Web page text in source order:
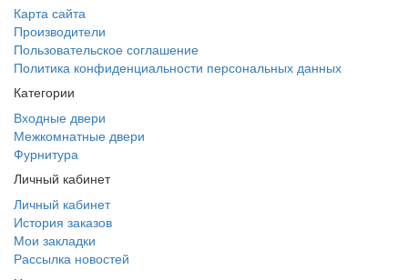
Карта сайта
Производители
Пользовательское соглашение
Политика конфиденциальности персональных данных
Категории
Входные двери
Межкомнатные двери
Фурнитура
Личный кабинет
Личный кабинет
История заказов
Мои закладки
Рассылка новостей